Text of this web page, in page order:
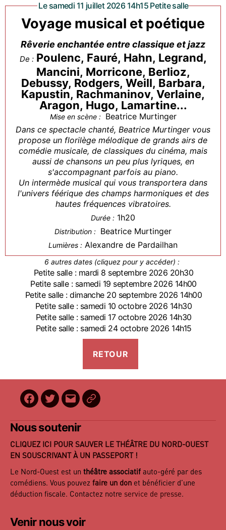
Le samedi 11 juillet 2026 14h15 Petite salle
Voyage musical et poétique
Rêverie enchantée entre classique et jazz
De : Poulenc, Fauré, Hahn, Legrand,
Mancini, Morricone, Berlioz,
Debussy, Rodgers, Weill, Barbara,
Kapustin, Rachmaninov, Verlaine,
Aragon, Hugo, Lamartine...
Mise en scène : Beatrice Murtinger
Dans ce spectacle chanté, Beatrice Murtinger vous
propose un florilège mélodique de grands airs de
comédie musicale, de classiques du cinéma, mais
aussi de chansons un peu plus lyriques, en
s'accompagnant parfois au piano.
Un intermède musical qui vous transportera dans
l'univers féérique des champs harmoniques et des
hautes fréquences vibratoires.
Durée : 1h20
Distribution : Beatrice Murtinger
Lumières : Alexandre de Pardailhan
6 autres dates (cliquez pour y accéder) :
Petite salle : mardi 8 septembre 2026 20h30
Petite salle : samedi 19 septembre 2026 14h00
Petite salle : dimanche 20 septembre 2026 14h00
Petite salle : samedi 10 octobre 2026 14h30
Petite salle : samedi 17 octobre 2026 14h30
Petite salle : samedi 24 octobre 2026 14h15
Facebook
Twitter
E-
mail
BilletReduc
Nous soutenir
CLIQUEZ ICI POUR SAUVER LE THÉÂTRE DU NORD-OUEST
EN SOUSCRIVANT À UN PASSEPORT !
Le Nord-Ouest est un théâtre associatif auto-géré par des
comédiens. Vous pouvez faire un don et bénéficier d’une
déduction fiscale. Contactez notre service de presse.
Venir nous voir